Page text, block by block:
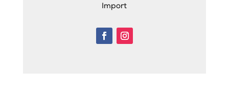
Import